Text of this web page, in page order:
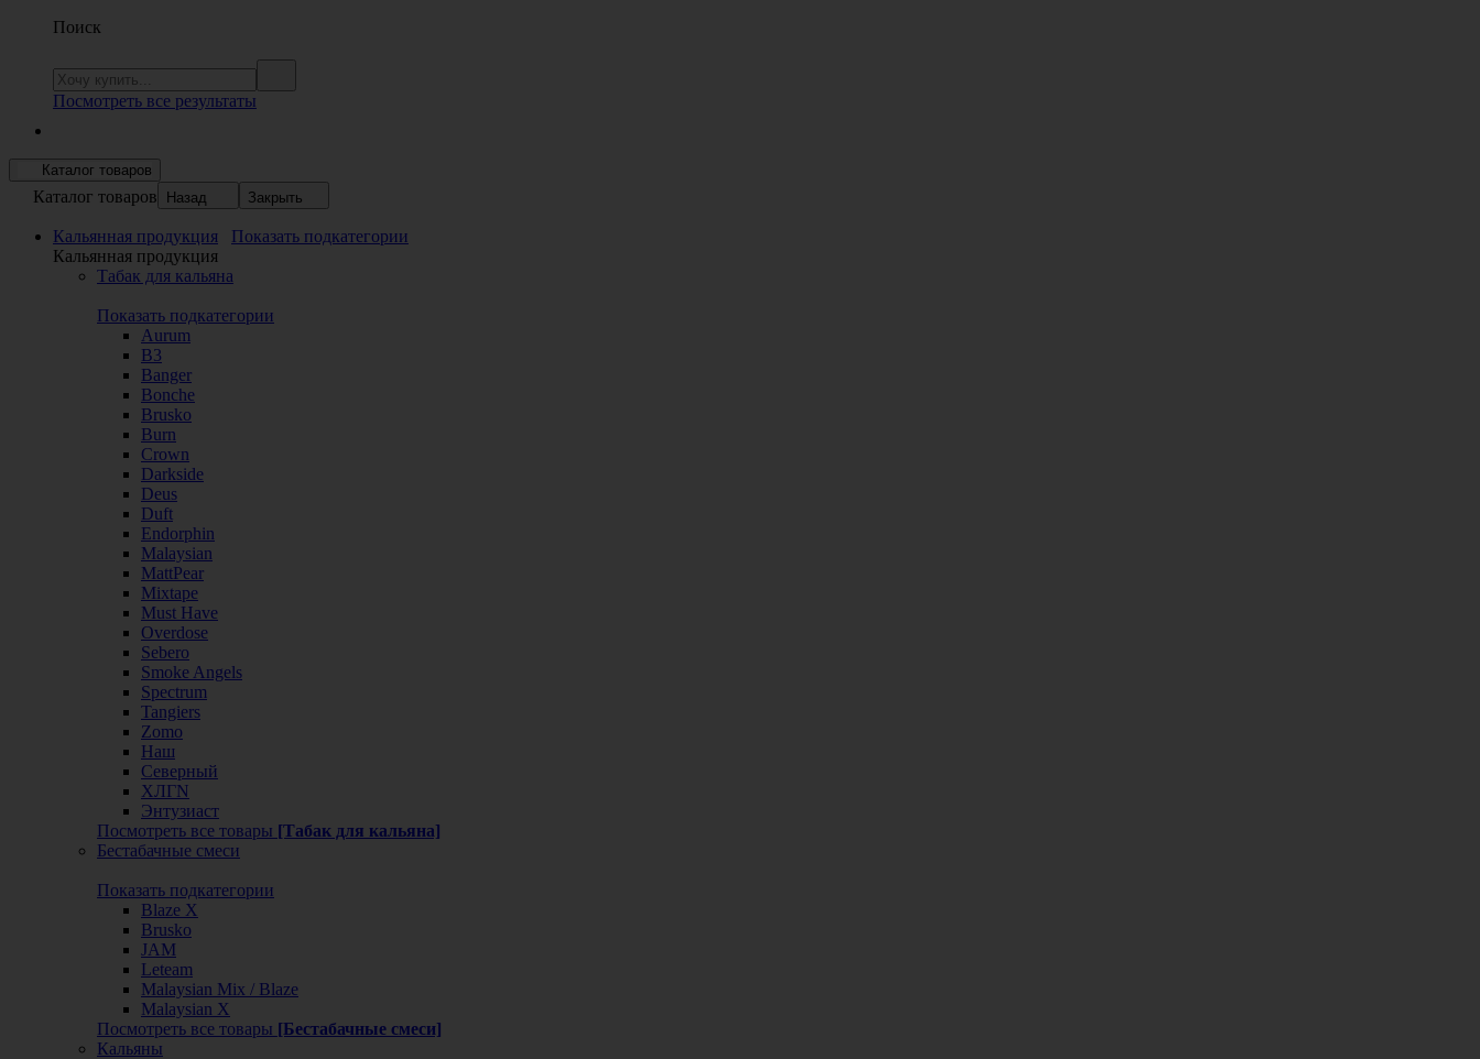
Поиск
Посмотреть все результаты
Каталог товаров
Каталог товаров Назад Закрыть
Кальянная продукция
Показать подкатегории
Кальянная продукция
Табак для кальяна
Показать подкатегории
Aurum
B3
Banger
Bonche
Brusko
Burn
Crown
Darkside
Deus
Duft
Endorphin
Malaysian
MattPear
Mixtape
Must Have
Overdose
Sebero
Smoke Angels
Spectrum
Tangiers
Zomo
Наш
Северный
ХЛГN
Энтузиаст
Посмотреть все товары [Табак для кальяна]
Бестабачные смеси
Показать подкатегории
Blaze X
Brusko
JAM
Leteam
Malaysian Mix / Blaze
Malaysian X
Посмотреть все товары [Бестабачные смеси]
Кальяны